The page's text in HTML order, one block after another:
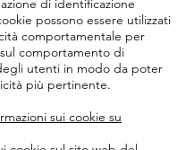
di identificazione
possono essere utilizzati
comportamentale per
comportamento di
utenti in modo da poter
più pertinente.
sui cookie su